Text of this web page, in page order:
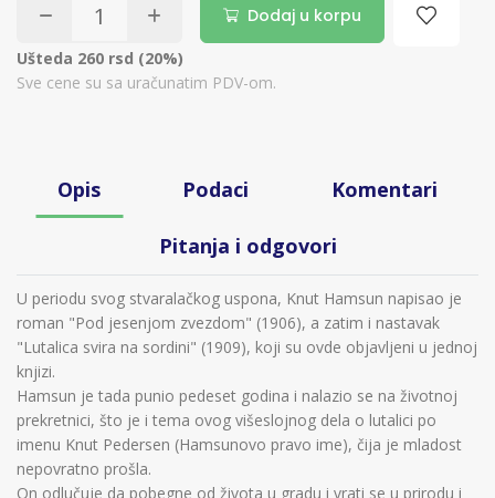
Dodaj u korpu
Ušteda 260 rsd (20%)
Sve cene su sa uračunatim PDV-om.
Opis Podaci Komentari
Pitanja i odgovori
U periodu svog stvaralačkog uspona, Knut Hamsun napisao je
roman "Pod jesenjom zvezdom" (1906), a zatim i nastavak
"Lutalica svira na sordini" (1909), koji su ovde objavljeni u jednoj
knjizi.
Hamsun je tada punio pedeset godina i nalazio se na životnoj
prekretnici, što je i tema ovog višeslojnog dela o lutalici po
imenu Knut Pedersen (Hamsunovo pravo ime), čija je mladost
nepovratno prošla.
On odlučuje da pobegne od života u gradu i vrati se u prirodu i